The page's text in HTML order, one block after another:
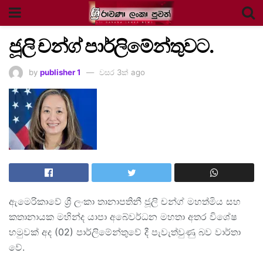
ජූලි චන්ග් පාර්ලිමේන්තුවට.
by publisher 1 වසර 3ක් ago
ඇමෙරිකාවේ ශ්‍රී ලංකා තානාපතිනී ජූලි චන්ග් මහත්මිය සහ
කතානායක මහින්ද යාපා අබේවර්ධන මහතා අතර විශේෂ
හමුවක් අද (02) පාර්ලිමේන්තුවේ දී පැවැත්වුණු බව වාර්තා
වේ.